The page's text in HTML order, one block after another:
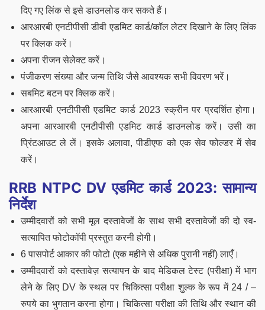
दिए गए लिंक से इसे डाउनलोड कर सकते हैं।
आरआरबी एनटीपीसी डीवी एडमिट कार्ड/कॉल लेटर दिखाने के लिए लिंक
पर क्लिक करें।
अपना रीजन सेलेक्ट करें।
पंजीकरण संख्या और जन्म तिथि जैसे आवश्यक सभी विवरण भरें।
सबमिट बटन पर क्लिक करें।
आरआरबी एनटीपीसी एडमिट कार्ड 2023 स्क्रीन पर प्रदर्शित होगा।
अपना आरआरबी एनटीपीसी एडमिट कार्ड डाउनलोड करें। उसी का
प्रिंटआउट ले लें। इसके अलावा, पीडीएफ को एक सेव फोल्डर में सेव
करें।
RRB NTPC DV एडमिट कार्ड 2023: सामान्य
निर्देश
उम्मीदवारों को सभी मूल दस्तावेजों के साथ सभी दस्तावेजों की दो स्व-
सत्यापित फोटोकॉपी प्रस्तुत करनी होगी।
6 पासपोर्ट आकार की फोटो (एक महीने से अधिक पुरानी नहीं) लाएँ।
उम्मीदवारों को दस्तावेज़ सत्यापन के बाद मेडिकल टेस्ट (परीक्षा) में भाग
लेने के लिए DV के स्थल पर चिकित्सा परीक्षा शुल्क के रूप में 24 / –
रुपये का भुगतान करना होगा। चिकित्सा परीक्षा की तिथि और स्थान की